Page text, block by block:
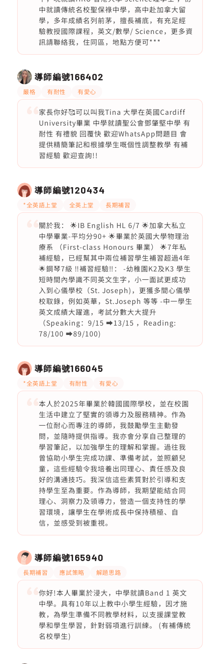
中就讀傳統名校聖保祿中學，高中赴加拿大留
學，多年成績名列前茅，擅長補底，有充足經
驗教授國際課程，英文/數學/ Science，更多資
訊請聯絡我，住同區，地點方便可***
導師編號166402
嚴格 有耐性 有愛心
家長你好🥰可以叫我Tina 大學在英國Cardiff
University畢業 中學就讀聖公會鄧肇堅中學 有
耐性 有禮貌 回覆快 歡迎WhatsApp問題目 會
提供精簡筆記和根據學生嘅個性調整教學 有補
習經驗 歡迎查詢!!
導師編號120434
*全英語上堂 全英上堂 長期補習
關於我： 🌟IB English HL 6/7 🌟加拿大私立
中學畢業-平均分90+ 🌟畢業於英國大學物理治
療系 （First-class Honours 畢業） 🌟7年私
補經驗，已經幫其中兩位補習學生補習超過4年
🌟鋼琴7級 ‼️補習經驗‼️： -幼稚園K2及K3 學生
短時間內學識不同英文生字，小一面試更成功
入到心儀學校（St. Joseph)，更獲多間心儀學
校取錄，例如英華，St.Joseph 等等 -中一學生
英文成績大躍進，考試分數大大提升
（Speaking：9/15 ➡️13/15 ，Reading:
78/100 ➡️89/100)
導師編號166045
*全英語上堂 有耐性 有愛心
本人於2025年畢業於韓國國際學校，並在校園
生活中建立了堅實的領導力及服務精神。作為
一位耐心而專注的導師，我鼓勵學生主動發
問，並隨時提供指導。我亦會分享自己整理的
學習筆記，以加強學生的理解和掌握。過往我
曾協助小學生完成功課、準備考試，並照顧兒
童，這些經驗令我培養出同理心、責任感及良
好的溝通技巧。我深信這些素質對於引導和支
持學生至為重要。作為導師，我期望能結合同
理心、洞察力及領導力，營造一個支持性的學
習環境，讓學生在學術成長中保持積極、自
信，並感受到被重視。
導師編號165940
長期補習 應試策略 解題思路
你好!本人畢業於浸大，中學就讀Band 1 英文
中學。具有10年以上教中小學生經驗，因才施
教，為學生準備不同教學材料，以支援課堂教
學和學生學習，針對弱項進行訓練。 (有補傳統
名校學生)